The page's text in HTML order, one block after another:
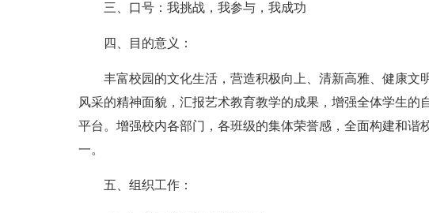
三、口号：我挑战，我参与，我成功
四、目的意义：
丰富校园的文化生活，营造积极向上、清新高雅、健康文
风采的精神面貌，汇报艺术教育教学的成果，增强全体学生的
平台。增强校内各部门，各班级的集体荣誉感，全面构建和谐
一。
五、组织工作：